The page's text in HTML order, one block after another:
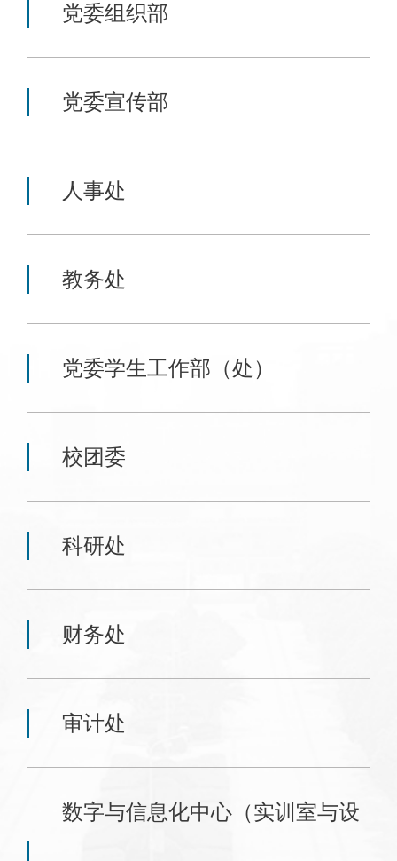
党委组织部
党委宣传部
人事处
教务处
党委学生工作部（处）
校团委
科研处
财务处
审计处
数字与信息化中心（实训室与设